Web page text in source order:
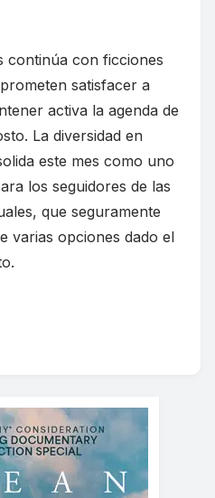
continúa con ficciones
satisfacer a
activa la agenda de
La diversidad en
este mes como uno
los seguidores de las
que seguramente
varias opciones dado el